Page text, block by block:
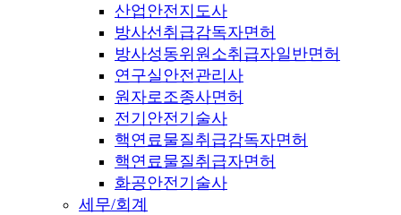
산업안전지도사
방사선취급감독자면허
방사성동위원소취급자일반면허
연구실안전관리사
원자로조종사면허
전기안전기술사
핵연료물질취급감독자면허
핵연료물질취급자면허
화공안전기술사
세무/회계